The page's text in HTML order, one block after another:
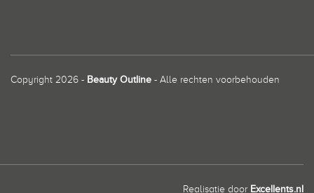
Copyright 2026 - Beauty Outline - Alle rechten voorbehouden
Realisatie door Excellents.nl